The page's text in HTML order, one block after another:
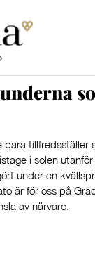
bara tillfredsställer
i solen
under en
är för oss på
av närvaro.